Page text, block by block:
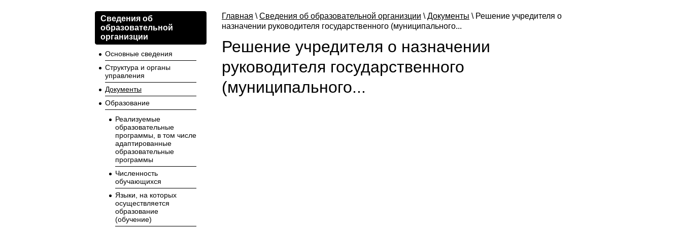
Главная \ Сведения об образовательной организции \ Документы \ Решение учредителя о
назначении руководителя государственного (муниципального...
Решение учредителя о назначении
руководителя государственного
(муниципального...
Сведения об
образовательной
организции
Основные сведения
Структура и органы
управления
Документы
Образование
Реализуемые
образовательные
программы, в том числе
адаптированные
образовательные
программы
Численность
обучающихся
Языки, на которых
осуществляется
образование
(обучение)